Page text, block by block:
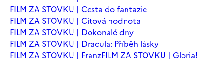
FILM ZA STOVKU | Cesta do fantazie
FILM ZA STOVKU | Citová hodnota
FILM ZA STOVKU | Dokonalé dny
FILM ZA STOVKU | Dracula: Příběh lásky
FILM ZA STOVKU | FranzFILM ZA STOVKU | Gloria!